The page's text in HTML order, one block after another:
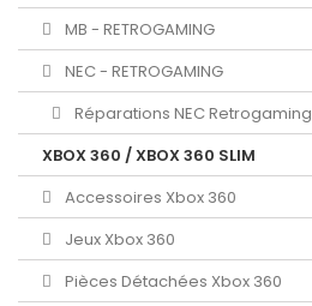
MB - RETROGAMING
NEC - RETROGAMING
Réparations NEC Retrogaming
XBOX 360 / XBOX 360 SLIM
Accessoires Xbox 360
Jeux Xbox 360
Pièces Détachées Xbox 360